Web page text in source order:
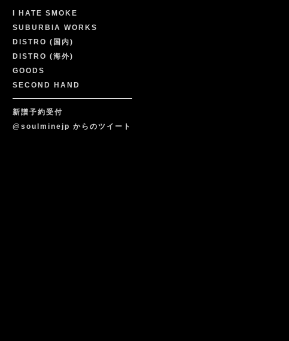
I HATE SMOKE
SUBURBIA WORKS
DISTRO (国内)
DISTRO (海外)
GOODS
SECOND HAND
新譜予約受付
@soulminejp からのツイート